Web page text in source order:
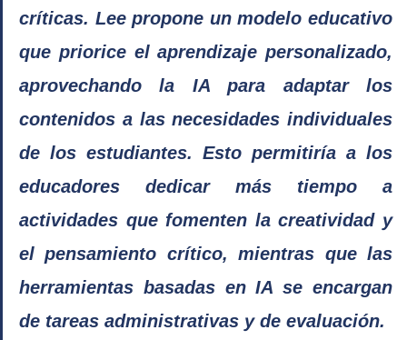
críticas. Lee propone un modelo educativo
que priorice el aprendizaje personalizado,
aprovechando la IA para adaptar los
contenidos a las necesidades individuales
de los estudiantes. Esto permitiría a los
educadores dedicar más tiempo a
actividades que fomenten la creatividad y
el pensamiento crítico, mientras que las
herramientas basadas en IA se encargan
de tareas administrativas y de evaluación. ​